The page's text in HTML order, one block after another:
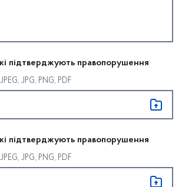
підтверджують правопорушення
JPG, PNG, PDF
підтверджують правопорушення
JPG, PNG, PDF